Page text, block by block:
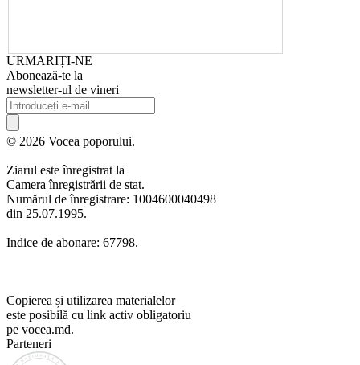
URMARIȚI-NE
Abonează-te la
newsletter-ul de vineri
© 2026 Vocea poporului.
Ziarul este înregistrat la
Camera înregistrării de stat.
Numărul de înregistrare: 1004600040498
din 25.07.1995.
Indice de abonare: 67798.
Copierea și utilizarea materialelor
este posibilă cu link activ obligatoriu
pe vocea.md.
Parteneri